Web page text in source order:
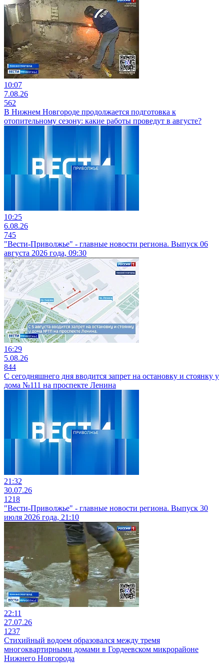
10:07
7.08.26
562
В Нижнем Новгороде продолжается подготовка к
отопительному сезону: какие работы проведут в августе?
10:25
6.08.26
745
"Вести-Приволжье" - главные новости региона. Выпуск 06
августа 2026 года, 09:30
16:29
5.08.26
844
С сегодняшнего дня вводится запрет на остановку и стоянку у
дома №111 на проспекте Ленина
21:32
30.07.26
1218
"Вести-Приволжье" - главные новости региона. Выпуск 30
июля 2026 года, 21:10
22:11
27.07.26
1237
Стихийный водоем образовался между тремя
многоквартирными домами в Гордеевском микрорайоне
Нижнего Новгорода